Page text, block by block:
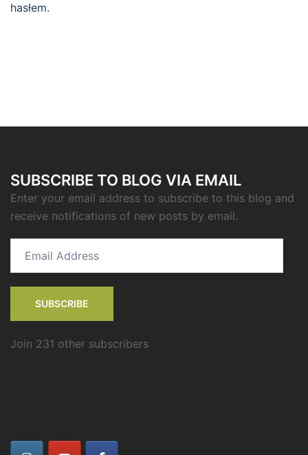
hasłem.
SUBSCRIBE TO BLOG VIA EMAIL
Enter your email address to subscribe to this blog and
receive notifications of new posts by email.
Address
SUBSCRIBE
Join 231 other subscribers